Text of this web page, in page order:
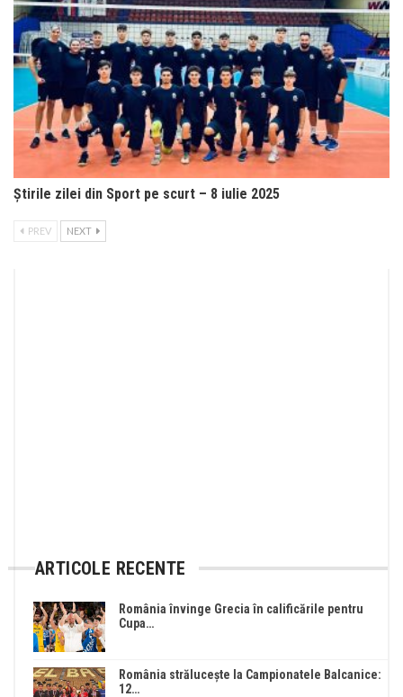
Știrile zilei din Sport pe scurt – 8 iulie 2025
PREV NEXT
ARTICOLE RECENTE
România învinge Grecia în calificările pentru
Cupa…
România strălucește la Campionatele Balcanice:
12…